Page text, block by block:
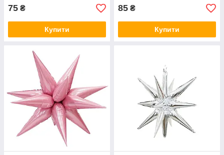
75 ₴
Купити
85 ₴
Купити